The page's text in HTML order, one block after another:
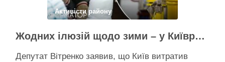
Активісти району
Жодних ілюзій щодо зими – у Київраді закидають, що КМДА виконала План стійкості на 20%
Депутат Вітренко заявив, що Київ витратив